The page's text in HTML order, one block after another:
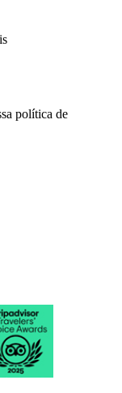
política de